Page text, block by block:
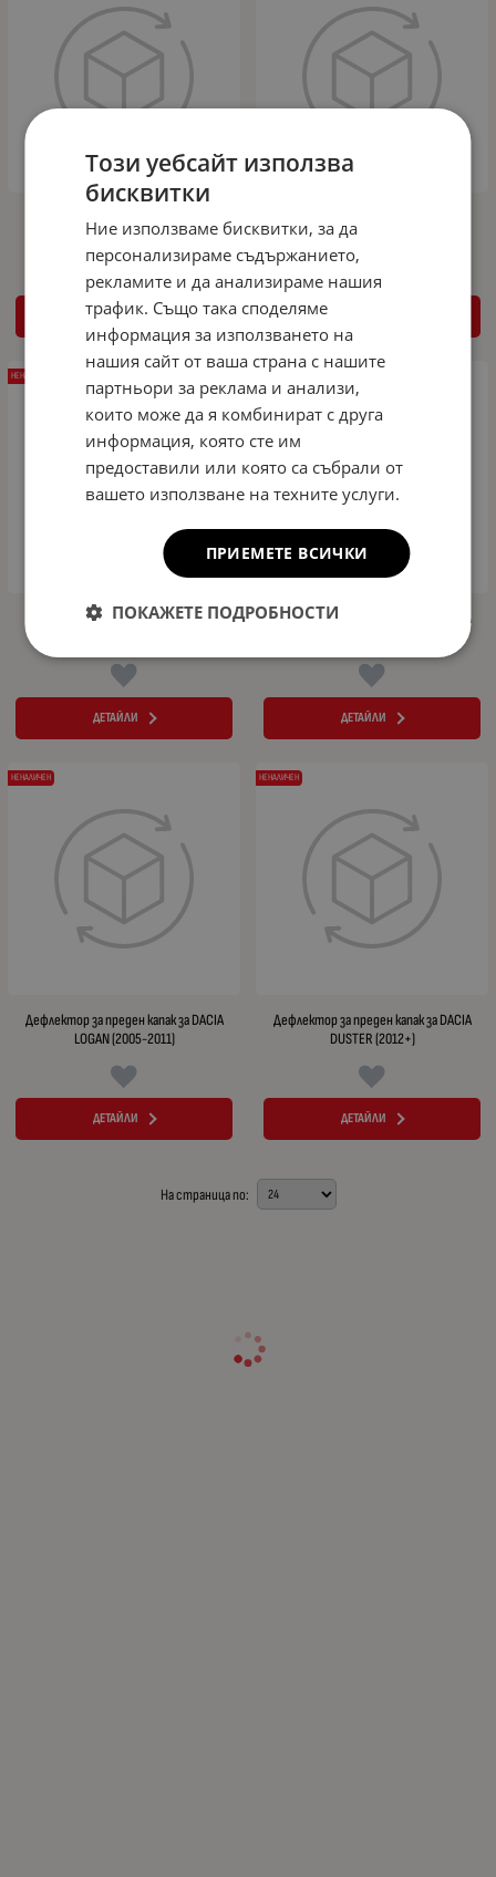
Duster (2015+) - CA Plast
ДЕТАЙЛИ
Dokker (2012+) - CA Plast
Дефлектор за преден капак за DACIA
ДЕТАЙЛИ
НЕНАЛИЧЕН
Дефлектор за преден капак за DACIA
ДЕТАЙЛИ
НЕНАЛИЧЕН
Дефлектор за преден капак за DACIA
LOGAN (2005-2011)
ДЕТАЙЛИ
НЕНАЛИЧЕН
Дефлектор за преден капак за DACIA
DUSTER (2012+)
ДЕТАЙЛИ
НЕНАЛИЧЕН
На страница по:
Този уебсайт използва
бисквитки
Ние използваме бисквитки, за да
персонализираме съдържанието,
рекламите и да анализираме нашия
трафик. Също така споделяме
информация за използването на
нашия сайт от ваша страна с нашите
партньори за реклама и анализи,
които може да я комбинират с друга
информация, която сте им
предоставили или която са събрали от
вашето използване на техните услуги.
ПРИЕМЕТЕ ВСИЧКИ
ПОКАЖЕТЕ ПОДРОБНОСТИ